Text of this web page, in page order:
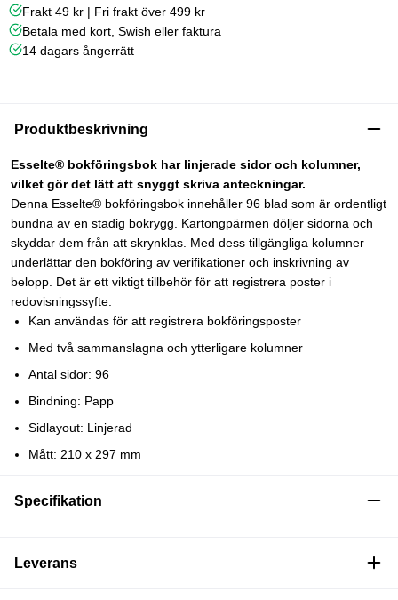
Frakt 49 kr | Fri frakt över 499 kr
Betala med kort, Swish eller faktura
14 dagars ångerrätt
Produktbeskrivning
Esselte® bokföringsbok har linjerade sidor och kolumner,
vilket gör det lätt att snyggt skriva anteckningar.
Denna Esselte® bokföringsbok innehåller 96 blad som är ordentligt
bundna av en stadig bokrygg. Kartongpärmen döljer sidorna och
skyddar dem från att skrynklas. Med dess tillgängliga kolumner
underlättar den bokföring av verifikationer och inskrivning av
belopp. Det är ett viktigt tillbehör för att registrera poster i
redovisningssyfte.
Kan användas för att registrera bokföringsposter
Med två sammanslagna och ytterligare kolumner
Antal sidor: 96
Bindning: Papp
Sidlayout: Linjerad
Mått: 210 x 297 mm
Specifikation
Leverans